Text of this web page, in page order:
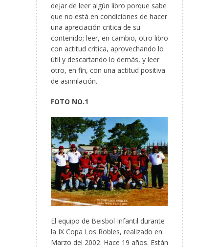
dejar de leer algún libro porque sabe
que no está en condiciones de hacer
una apreciación critica de su
contenido; leer, en cambio, otro libro
con actitud crítica, aprovechando lo
útil y descartando lo demás, y leer
otro, en fin, con una actitud positiva
de asimilación.
FOTO NO.1
El equipo de Beisbol Infantil durante
la IX Copa Los Robles, realizado en
Marzo del 2002. Hace 19 años. Están